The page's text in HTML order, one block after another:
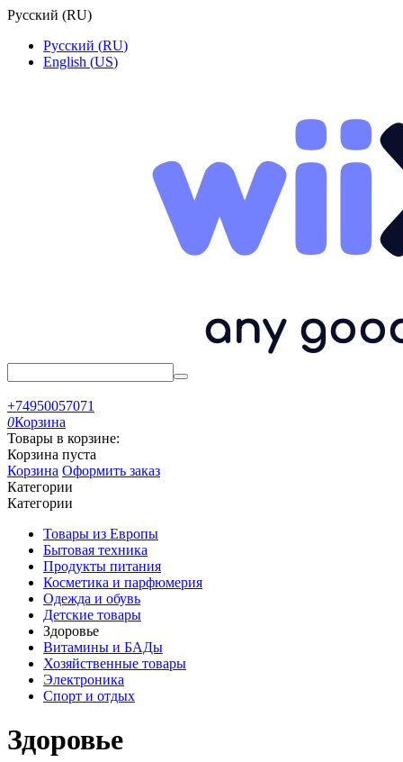
Русский (RU)
Русский (RU)
English (US)
+74950057071
0Корзина
Товары в корзине:
Корзина пуста
Корзина Оформить заказ
Категории
Категории
Товары из Европы
Бытовая техника
Продукты питания
Косметика и парфюмерия
Одежда и обувь
Детские товары
Здоровье
Витамины и БАДы
Хозяйственные товары
Электроника
Спорт и отдых
Здоровье